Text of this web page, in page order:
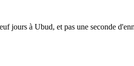
jours à Ubud, et pas une seconde